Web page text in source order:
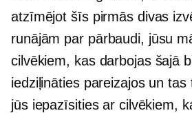
atzīmējot šīs pirmās divas
runājām par pārbaudi, jūsu
cilvēkiem, kas darbojas šajā
iedziļināties pareizajos un
jūs iepazīsities ar cilvēkiem,